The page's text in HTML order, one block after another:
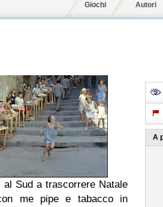
Giochi Autori
Sud a trascorrere Natale
me pipe e tabacco in
A